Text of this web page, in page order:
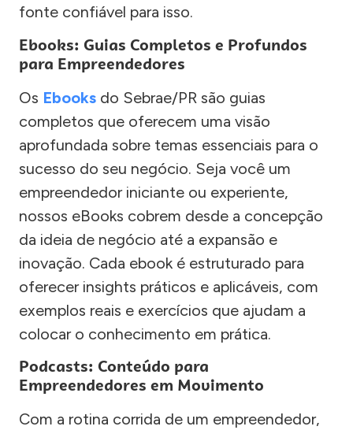
fonte confiável para isso.
Ebooks: Guias Completos e Profundos
para Empreendedores
Os Ebooks do Sebrae/PR são guias
completos que oferecem uma visão
aprofundada sobre temas essenciais para o
sucesso do seu negócio. Seja você um
empreendedor iniciante ou experiente,
nossos eBooks cobrem desde a concepção
da ideia de negócio até a expansão e
inovação. Cada ebook é estruturado para
oferecer insights práticos e aplicáveis, com
exemplos reais e exercícios que ajudam a
colocar o conhecimento em prática.
Podcasts: Conteúdo para
Empreendedores em Movimento
Com a rotina corrida de um empreendedor,